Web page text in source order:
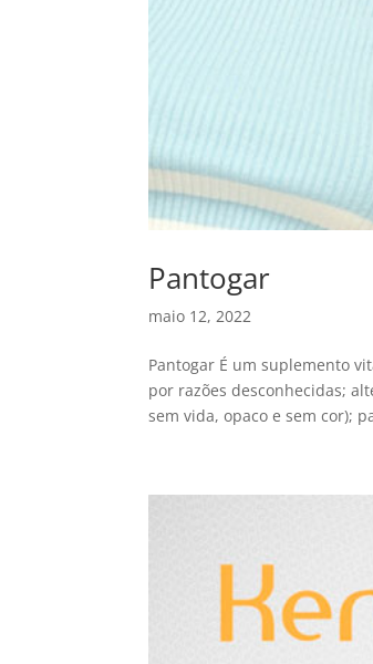
Pantogar
maio 12, 2022
Pantogar É um suplemento
por razões desconhecidas;
sem vida, opaco e sem cor);